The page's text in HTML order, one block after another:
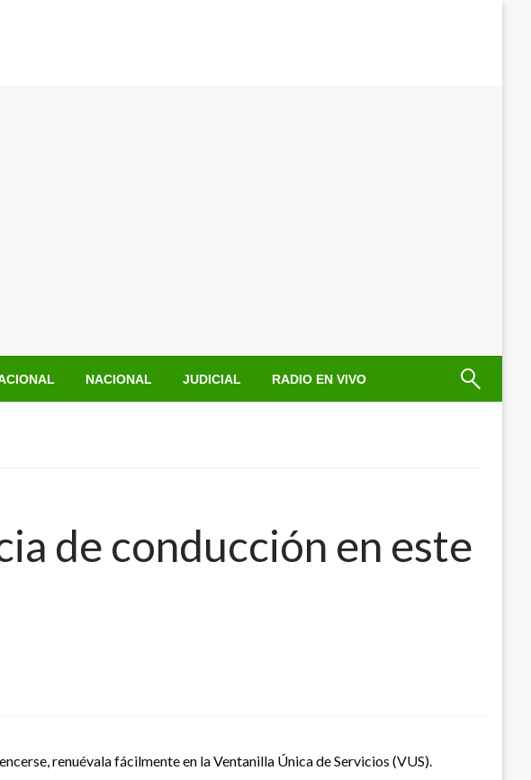
NACIONAL JUDICIAL RADIO EN VIVO
de conducción en este
renuévala fácilmente en la Ventanilla Única de Servicios (VUS).